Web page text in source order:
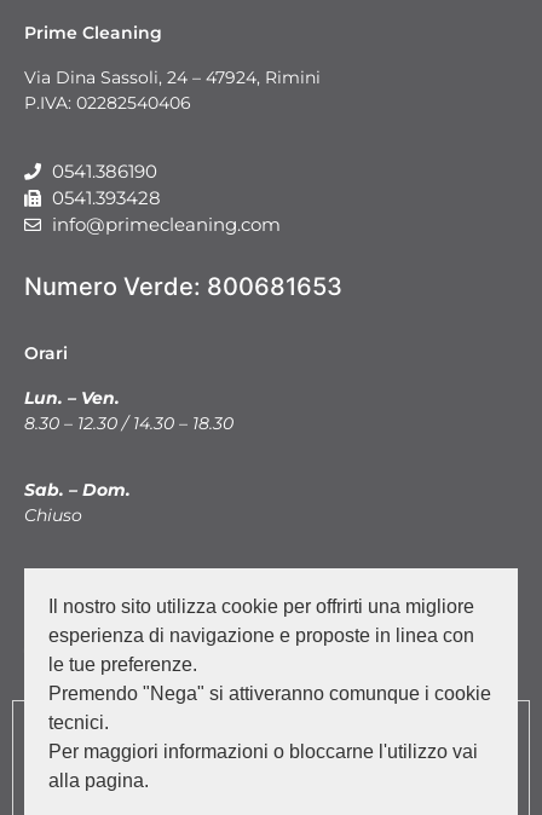
Prime Cleaning
Via Dina Sassoli, 24 – 47924, Rimini
P.IVA: 02282540406
0541.386190
0541.393428
info@primecleaning.com
Numero Verde: 800681653
Orari
Lun. – Ven.
8.30 – 12.30 / 14.30 – 18.30
Sab. – Dom.
Chiuso
Facebook
Instagram
Vuoi un preventivo su misura?
Richiedi un preventivo personalizzato
Il nostro sito utilizza cookie per offrirti una migliore
esperienza di navigazione e proposte in linea con
le tue preferenze.
Premendo "Nega" si attiveranno comunque i cookie
tecnici.
Per maggiori informazioni o bloccarne l'utilizzo vai
alla pagina.